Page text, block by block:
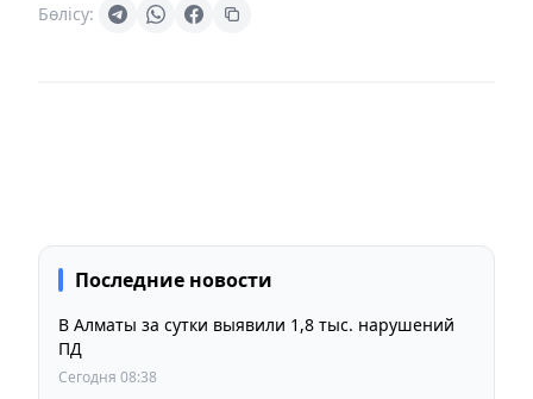
Бөлісу:
Последние новости
В Алматы за сутки выявили 1,8 тыс. нарушений
ПД
Сегодня 08:38